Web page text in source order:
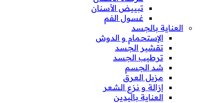
تبييض الأسنان
غسول الفم
العناية بالجسد
الإستحمام و الدوش
تقشير الجسد
ترطيب الجسد
شد الجسم
مزيل العرق
إزالة و نزع الشعر
العناية باليدين